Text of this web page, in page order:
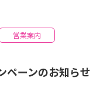
営業案内
ペーンのお知らせ